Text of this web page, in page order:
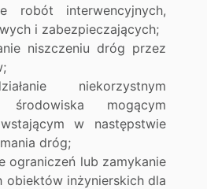
robót interwencyjnych,
i zabezpieczających;
niszczeniu dróg przez
niekorzystnym
środowiska mogącym
w następstwie
dróg;
ograniczeń lub zamykanie
inżynierskich dla